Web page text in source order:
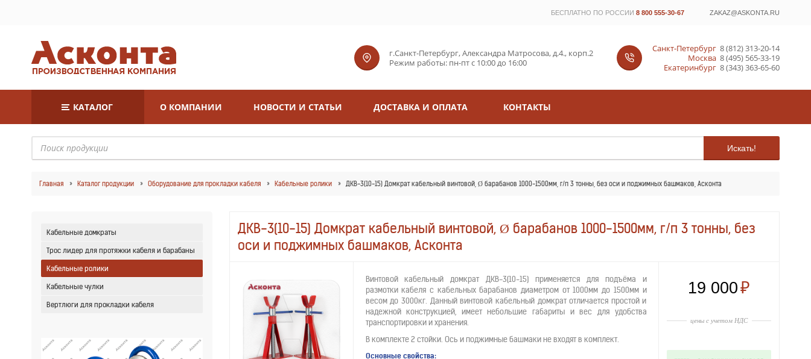
БЕСПЛАТНО ПО РОССИИ 8 800 555-30-67 ZAKAZ@ASKONTA.RU
г.Санкт-Петербург, Александра Матросова, д.4., корп.2
Режим работы: пн-пт с 10:00 до 16:00
Санкт-Петербург 8 (812) 313-20-14
Москва 8 (495) 565-33-19
Екатеринбург 8 (343) 363-65-60
КАТАЛОГ О КОМПАНИИ НОВОСТИ И СТАТЬИ ДОСТАВКА И ОПЛАТА КОНТАКТЫ
Искать!
Главная Каталог продукции Оборудование для прокладки кабеля Кабельные ролики ДКВ-3(10-15) Домкрат кабельный винтовой, Ø барабанов 1000-1500мм, г/п 3 тонны, без оси и поджимных башмаков, Асконта
Кабельные домкраты
Трос лидер для протяжки кабеля и барабаны
Кабельные ролики
Кабельные чулки
Вертлюги для прокладки кабеля
ДКВ-3(10-15) Домкрат кабельный винтовой, Ø барабанов 1000-1500мм, г/п 3 тонны, без
оси и поджимных башмаков, Асконта
Винтовой кабельный домкрат ДКВ-3(10-15) применяется для подъёма и
размотки кабеля с кабельных барабанов диаметром от 1000мм до 1500мм и
весом до 3000кг. Данный винтовой кабельный домкрат отличается простой и
надежной конструкцией, имеет небольшие габариты и вес для удобства
транспортировки и хранения.
В комплекте 2 стойки. Ось и поджимные башмаки не входят в комплект.
Основные свойства:
19 000₽
цены с учетом НДС